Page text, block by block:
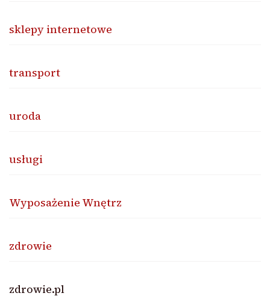
sklepy internetowe
transport
uroda
usługi
Wyposażenie Wnętrz
zdrowie
zdrowie.pl